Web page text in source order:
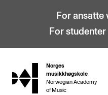
For ansatte
For studenter
hjem
Norges
musikkhøgskole
Norwegian Academy
of Music